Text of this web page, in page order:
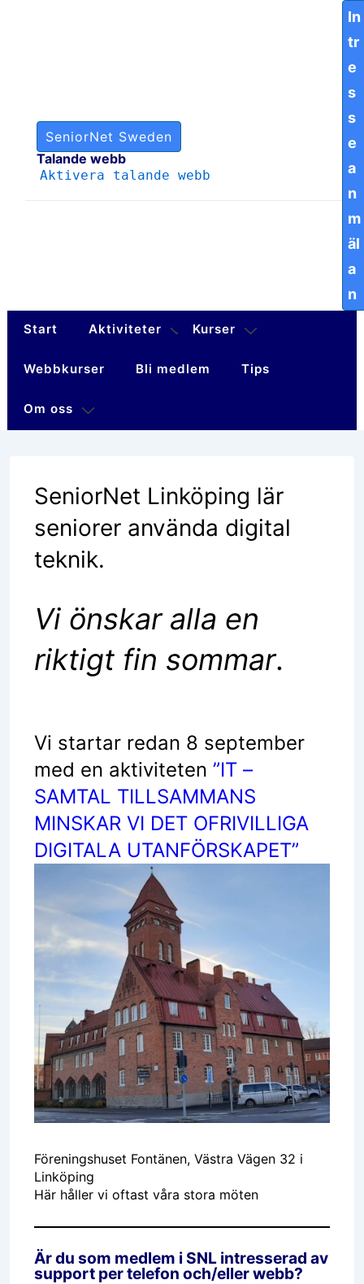
SeniorNet Sweden
Talande webb
Aktivera talande webb
In
Tr
E
S
S
E
A
N
M
Äl
A
N
Huvudnavigering
Start Aktiviteter Kurser
Webbkurser Bli medlem Tips
Om oss
SeniorNet Linköping lär
seniorer använda digital
teknik.
Vi önskar alla en
riktigt fin sommar.
Vi startar redan 8 september
med en aktiviteten ”IT –
SAMTAL TILLSAMMANS
MINSKAR VI DET OFRIVILLIGA
DIGITALA UTANFÖRSKAPET”
Föreningshuset Fontänen, Västra Vägen 32 i
Linköping
Här håller vi oftast våra stora möten
Är du som medlem i SNL intresserad av
support per telefon och/eller webb?